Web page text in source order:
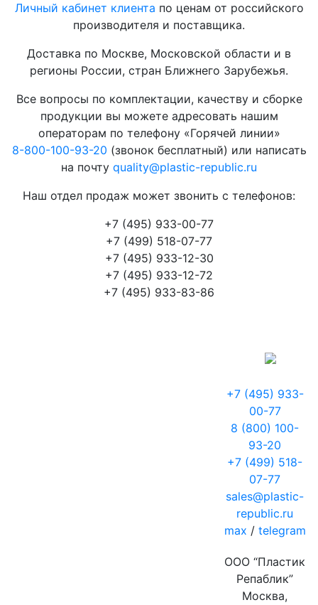
Личный кабинет клиента по ценам от российского
производителя и поставщика.
Доставка по Москве, Московской области и в
регионы России, стран Ближнего Зарубежья.
Все вопросы по комплектации, качеству и сборке
продукции вы можете адресовать нашим
операторам по телефону «Горячей линии»
8-800-100-93-20 (звонок бесплатный) или написать
на почту quality@plastic-republic.ru
Наш отдел продаж может звонить с телефонов:
+7 (495) 933-00-77
+7 (499) 518-07-77
+7 (495) 933-12-30
+7 (495) 933-12-72
+7 (495) 933-83-86
+7 (495) 933-
00-77
8 (800) 100-
93-20
+7 (499) 518-
07-77
sales@plastic-
republic.ru
max / telegram
ООО “Пластик
Репаблик”
Москва,